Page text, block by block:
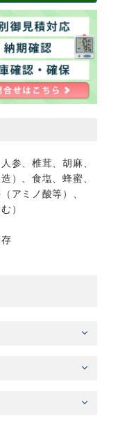
参、椎茸、胡麻、
）、食塩、蜂蜜、
アミノ酸等）、
）